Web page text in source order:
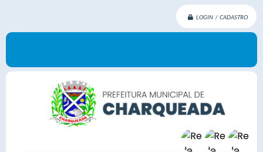
LOGIN / CADASTRO